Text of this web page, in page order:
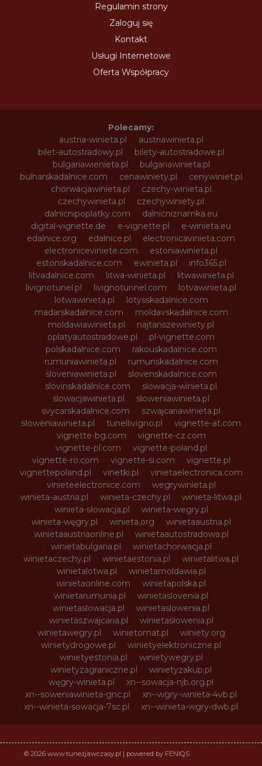
Regulamin strony
Zaloguj się
Kontakt
Usługi Internetowe
Oferta Współpracy
Polecamy:
austria-winieta.pl
austriawinieta.pl
bilet-autostradowy.pl
bilety-autostradowe.pl
bulgariawienieta.pl
bulgariawinieta.pl
bulharskadalnice.com
cenawiniety.pl
cenywiniet.pl
chorwacjawinieta.pl
czechy-winieta.pl
czechywinieta.pl
czechywiniety.pl
dalnicnipoplatky.com
dalnicniznamka.eu
digital-vignette.de
e-vignette.pl
e-winieta.eu
edalnice.org
edalnice.pl
electronicavinieta.com
electroniceviniete.com
estoniawinieta.pl
estonskadalnice.com
ewinieta.pl
info365.pl
litvadalnice.com
litwa-winieta.pl
litwawinieta.pl
livignotunel.pl
livignotunnel.com
lotvawinieta.pl
lotwawinieta.pl
lotysskadalnice.com
madarskadalnice.com
moldavskadalnice.com
moldawiawinieta.pl
najtanszewiniety.pl
oplatyautostradowe.pl
pl-vignette.com
polskadalnice.com
rakouskadalnice.com
rumuniawinieta.pl
rumunskadalnice.com
sloveniawinieta.pl
slovenskadalnice.com
slovinskadalnice.com
slowacja-winieta.pl
slowacjawinieta.pl
sloweniawinieta.pl
svycarskadalnice.com
szwajcariawinieta.pl
słoweniawinieta.pl
tunellivigno.pl
vignette-at.com
vignette-bg.com
vignette-cz.com
vignette-pl.com
vignette-poland.pl
vignette-ro.com
vignette-si.com
vignette.pl
vignettepoland.pl
vinetki.pl
vinietaelectronica.com
vinieteelectronice.com
wegrywinieta.pl
winieta-austria.pl
winieta-czechy.pl
winieta-litwa.pl
winieta-słowacja.pl
winieta-wegry.pl
winieta-węgry.pl
winieta.org
winietaaustria.pl
winietaaustriaonline.pl
winietaautostradowa.pl
winietabulgaria.pl
winietachorwacja.pl
winietaczechy.pl
winietaestonia.pl
winietalitwa.pl
winietalotwa.pl
winietamoldawia.pl
winietaonline.com
winietapolska.pl
winietarumunia.pl
winietaslovenia.pl
winietaslowacja.pl
winietaslowenia.pl
winietaszwajcaria.pl
winietasłowenia.pl
winietawegry.pl
winietomat.pl
winiety.org
winietydrogowe.pl
winietyelektroniczne.pl
winietyestonia.pl
winietywegry.pl
winietyzagraniczne.pl
winietyzakup.pl
węgry-winieta.pl
xn--sowacja-njb.org.pl
xn--soweniawinieta-gnc.pl
xn--wgry-winieta-4vb.pl
xn--winieta-sowacja-7sc.pl
xn--winieta-wgry-dwb.pl
© 2026 www.tunezjawczasy.pl | powered by FENIQS